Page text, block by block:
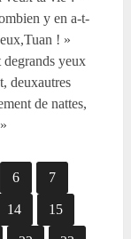
y en a-t-
! »
yeux
deuxautres
de nattes,
6 7
14 15